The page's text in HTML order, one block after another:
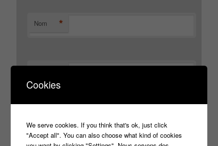
Nom *
*
Cookies
We serve cookies. If you think that's ok, just click
"Accept all". You can also choose what kind of cookies